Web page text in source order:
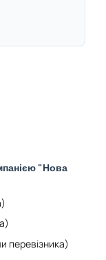
"Нова
перевізника)